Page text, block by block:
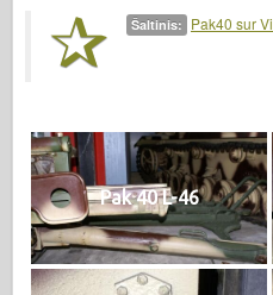
Knygų
Dvd
le Leidinys
Rinkiniai
Šaltinis: Pak40 sur
Pak 40 L-46